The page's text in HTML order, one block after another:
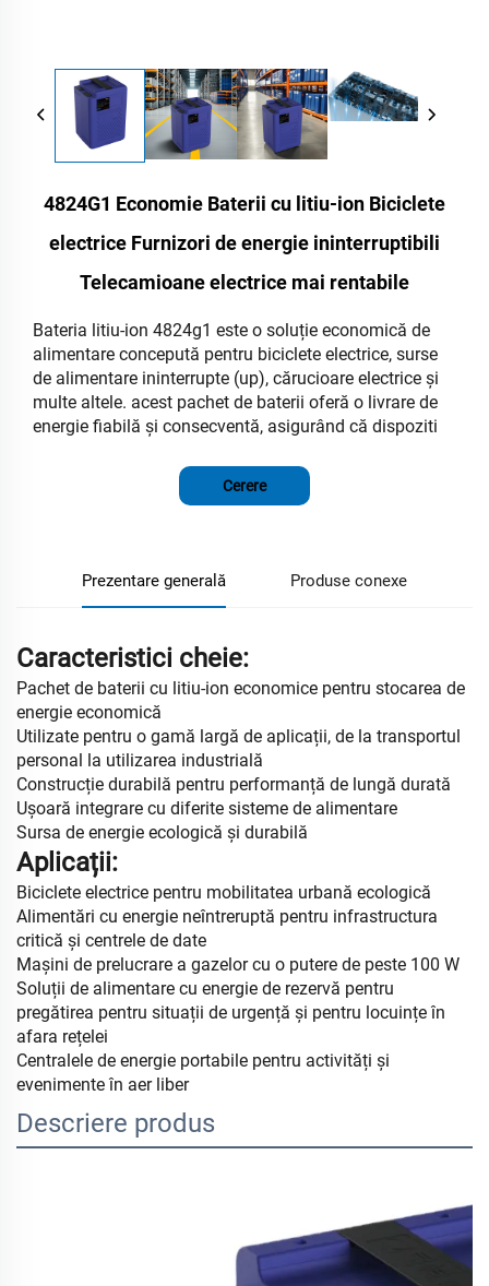
4824G1 Economie Baterii cu litiu-ion Biciclete
electrice Furnizori de energie ininterruptibili
Telecamioane electrice mai rentabile
Bateria litiu-ion 4824g1 este o soluție economică de
alimentare concepută pentru biciclete electrice, surse
de alimentare ininterrupte (up), cărucioare electrice și
multe altele. acest pachet de baterii oferă o livrare de
energie fiabilă și consecventă, asigurând că dispoziti
Cerere
Prezentare generală Produse conexe
Caracteristici cheie:
Pachet de baterii cu litiu-ion economice pentru stocarea de
energie economică
Utilizate pentru o gamă largă de aplicații, de la transportul
personal la utilizarea industrială
Construcție durabilă pentru performanță de lungă durată
Ușoară integrare cu diferite sisteme de alimentare
Sursa de energie ecologică și durabilă
Aplicații:
Biciclete electrice pentru mobilitatea urbană ecologică
Alimentări cu energie neîntreruptă pentru infrastructura
critică și centrele de date
Mașini de prelucrare a gazelor cu o putere de peste 100 W
Soluții de alimentare cu energie de rezervă pentru
pregătirea pentru situații de urgență și pentru locuințe în
afara rețelei
Centralele de energie portabile pentru activități și
evenimente în aer liber
Descriere produs